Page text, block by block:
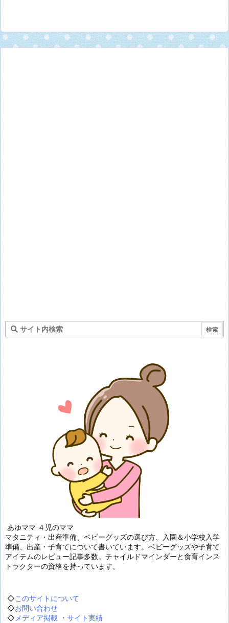
あゆママ ４児のママ
マタニティ・出産準備、ベビーグッズの選び方、入園＆小学校入学
準備、出産・子育てについて書いています。ベビーグッズや子育て
アイテムのレビュー記事多数。チャイルドマインダーと食育インス
トラクターの資格を持っています。
◇このサイトについて
◇お問い合わせ
◇メディア掲載 ・サイト実績